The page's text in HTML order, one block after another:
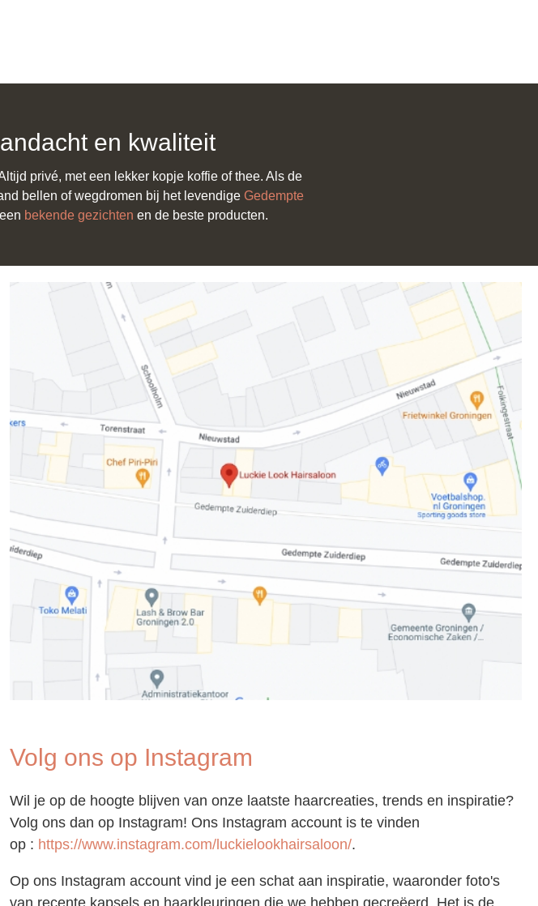
en kwaliteit
privé, met een lekker kopje koffie of thee. Als de
bellen of wegdromen bij het levendige Gedempte
bekende gezichten en de beste producten.
Volg ons op Instagram
Wil je op de hoogte blijven van onze laatste haarcreaties, trends en inspiratie?
Volg ons dan op Instagram! Ons Instagram account is te vinden
op : https://www.instagram.com/luckielookhairsaloon/.
Op ons Instagram account vind je een schat aan inspiratie, waaronder foto's